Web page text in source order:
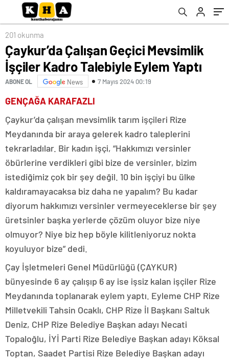
201 okunma
Çaykur’da Çalışan Geçici Mevsimlik
İşçiler Kadro Talebiyle Eylem Yaptı
ABONE OL News 7 Mayıs 2024 00:19
GENÇAĞA KARAFAZLI
Çaykur’da çalışan mevsimlik tarım işçileri Rize
Meydanında bir araya gelerek kadro taleplerini
tekrarladılar. Bir kadın işçi, “Hakkımızı versinler
öbürlerine verdikleri gibi bize de versinler, bizim
istediğimiz çok bir şey değil. 10 bin işçiyi bu ülke
kaldıramayacaksa biz daha ne yapalım? Bu kadar
diyorum hakkımızı versinler vermeyeceklerse bir şey
üretsinler başka yerlerde çözüm oluyor bize niye
olmuyor? Niye biz hep böyle kilitleniyoruz nokta
koyuluyor bize” dedi.
Çay İşletmeleri Genel Müdürlüğü (ÇAYKUR)
bünyesinde 6 ay çalışıp 6 ay ise işsiz kalan işçiler Rize
Meydanında toplanarak eylem yaptı. Eyleme CHP Rize
Milletvekili Tahsin Ocaklı, CHP Rize İl Başkanı Saltuk
Deniz, CHP Rize Belediye Başkan adayı Necati
Topaloğlu, İYİ Parti Rize Belediye Başkan adayı Köksal
Toptan, Saadet Partisi Rize Belediye Başkan adayı